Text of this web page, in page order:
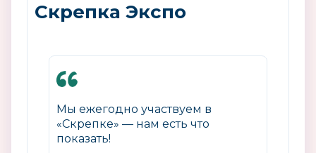
Скрепка Экспо
Мы ежегодно участвуем в
«Скрепке» — нам есть что
показать!